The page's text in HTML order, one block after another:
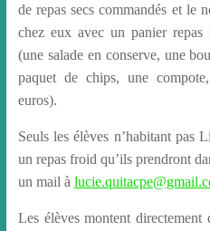
de repas secs commandés et le
chez eux avec un panier repas
(une salade en conserve, une
paquet de chips, une
euros).
Seuls les élèves n’habitant pas
un repas froid qu’ils prendront
un mail à
Les élèves montent